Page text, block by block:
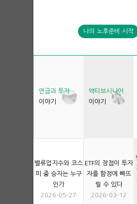
연금과 투자
이야기
액티브시니어
이야기
밸류업지수와 코스
피 중 승자는 누구
인가
2026-05-27
ETF의 장점이 투자
자를 함정에 빠뜨
릴 수 있다
2026-03-12